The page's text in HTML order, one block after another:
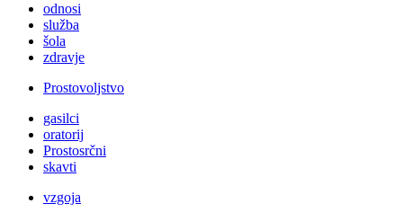
odnosi
služba
šola
zdravje
Prostovoljstvo
gasilci
oratorij
Prostosrčni
skavti
vzgoja